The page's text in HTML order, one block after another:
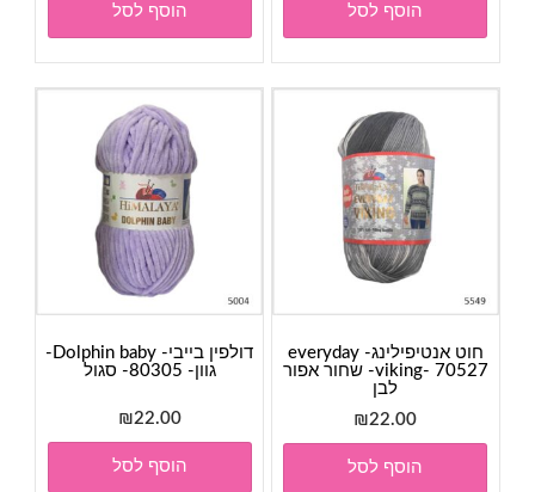
הוסף לסל הוסף לסל
חוט אנטיפילינג- everyday
viking- 70527- שחור אפור
לבן
₪22.00
הוסף לסל
דולפין בייבי- Dolphin baby-
גוון- 80305- סגול
₪22.00
הוסף לסל